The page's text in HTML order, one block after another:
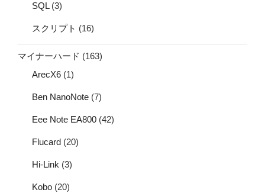
SQL(3)
スクリプト (16)
マイナーハード (163)
ArecX6 (1)
Ben NanoNote (7)
Eee Note EA800 (42)
Flucard (20)
Hi-Link (3)
Kobo (20)